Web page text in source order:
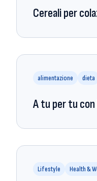
Cereali per
alimentazione dieta
A tu per tu
Lifestyle Health &